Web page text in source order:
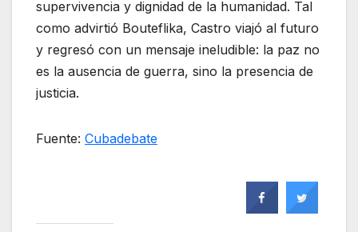
supervivencia y dignidad de la humanidad. Tal
como advirtió Bouteflika, Castro viajó al futuro
y regresó con un mensaje ineludible: la paz no
es la ausencia de guerra, sino la presencia de
justicia.
Fuente: Cubadebate